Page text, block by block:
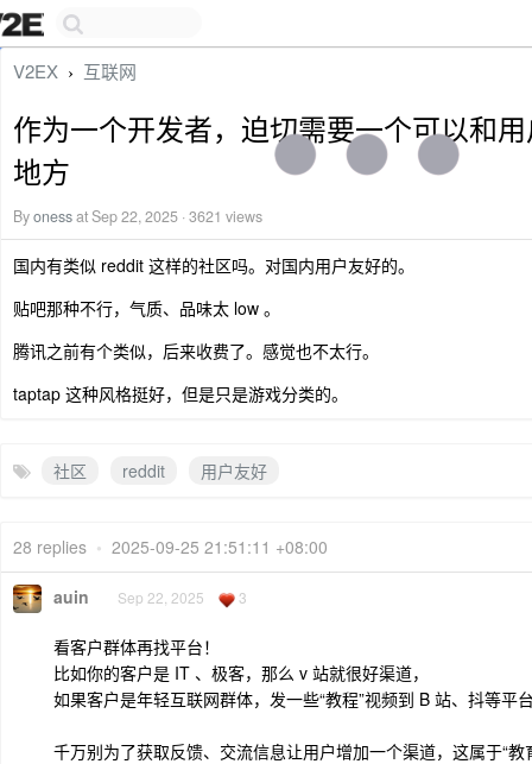
V2EX › 互联网
作为一个开发者，迫切需要一个可以和
地方
Byonessat Sep 22, 2025 · 3621 views
国内有类似 reddit 这样的社区吗。对国内用户友好的。
贴吧那种不行，气质、品味太 low 。
腾讯之前有个类似，后来收费了。感觉也不太行。
taptap 这种风格挺好，但是只是游戏分类的。
社区 reddit 用户友好
28 replies • 2025-09-25 21:51:11 +08:00
auin Sep 22, 2025 3
看客户群体再找平台！
比如你的客户是 IT 、极客，那么 v 站就很好渠道，
如果客户是年轻互联网群体，发一些“教程”视频到 B 站、抖等平
千万别为了获取反馈、交流信息让用户增加一个渠道，这属于“教